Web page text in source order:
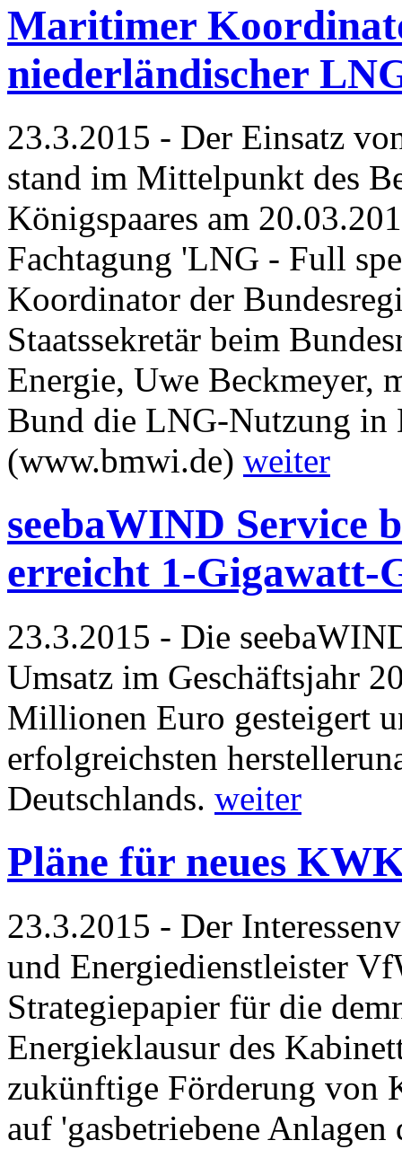
Maritimer
niederländischer
23.3.2015 - Der Einsatz
stand im Mittelpunkt des
Königspaares am
Fachtagung 'LNG - Full
Koordinator der
Staatssekretär beim
Energie, Uwe Beckmeyer,
Bund die LNG-Nutzung in
(www.bmwi.de) weiter
seebaWIND Service
erreicht 1-Gigawatt-
23.3.2015 - Die
Umsatz im Geschäftsjahr
Millionen Euro gesteigert
erfolgreichsten
Deutschlands. weiter
Pläne für neues
23.3.2015 - Der
und Energiedienstleister
Strategiepapier für die
Energieklausur des
zukünftige Förderung von
auf 'gasbetriebene